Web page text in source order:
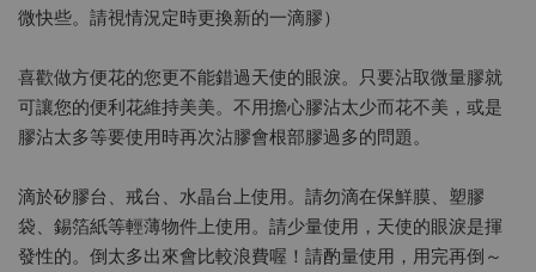
微快些。請視情況定時更換新的一滴膠）
喜歡做方便花的您更不能錯過天使的眼淚。只要沾取微量膠就
可讓您的便利花維持美美。不用擔心膠沾太少而花不美，或是
膠沾太多等要使用時再次沾膠會根部膠過多的問題。
滴於矽膠台、戒台、水晶台上使用。請勿滴在保鮮膜、塑膠
袋、錫箔紙等輕薄物件上使用。請少量使用，天使的眼淚是揮
發性的。倒太多出來會比較浪費喔！請酌量使用，用完再倒～